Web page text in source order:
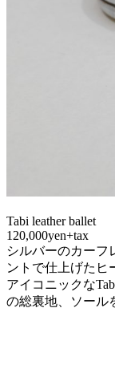
Tabi leather ballet
120,000yen+tax
シルバーのカーフ
ントで仕上げたヒ
アイコニックな
の総裏地、ソール